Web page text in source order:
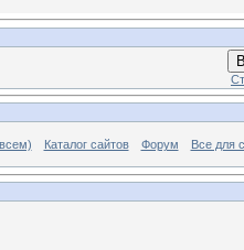
Каталог сайтов Форум Все для